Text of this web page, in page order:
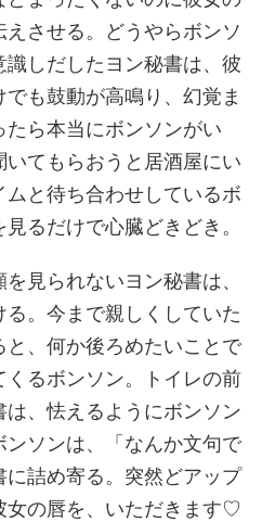
させる。どうやらボンソ
しだしたヨン秘書は、彼
も鼓動が高鳴り、幻覚ま
ら本当にボンソンがい
てもらおうと居酒屋にい
と待ち合わせしているボ
るだけで心臓どきどき。
見られないヨン秘書は、
。今まで親しくしていた
、何か後ろめたいことで
るボンソン。トイレの前
、怯えるようにボンソン
ソンは、「なんか文句で
詰め寄る。突然どアップ
女の唇を、いただきます♡